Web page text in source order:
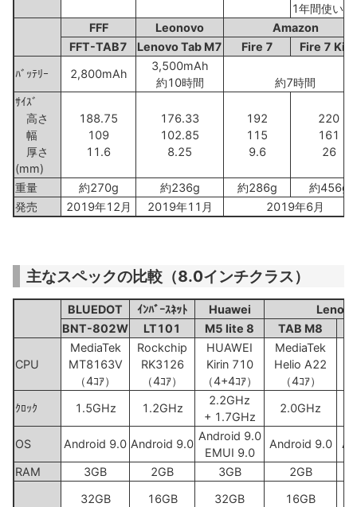
1年間使い放
FFF
Leonovo
Amazon
FFT-TAB7
Lenovo Tab M7 Fire 7
Fire 7
ﾊﾞｯﾃﾘｰ
2,800mAh
3,500mAh
約10時間
約7時間
ｻｲｽﾞ
高さ
幅
厚さ
(mm)
188.75
109
11.6
176.33
102.85
8.25
192
115
9.6
220
161
26
重量 約270g 約236g 約286g
約456g
発売
2019年12月 2019年11月 2019年6月
主なスペックの比較（8.0インチクラス）
BLUEDOT ｲﾝﾊﾞｰｽﾈｯﾄ Huawei
Lenovo
BNT-802W
LT101 M5 lite 8 TAB M8
CPU
MediaTek
MT8163V
（4ｺｱ）
Rockchip
RK3126
（4ｺｱ）
HUAWEI
Kirin 710
（4+4ｺｱ）
MediaTek
Helio A22
（4ｺｱ）
ｸﾛｯｸ
1.5GHz 1.2GHz
2.2GHz
+ 1.7GHz
2.0GHz
OS Android 9.0 Android 9.0
Android 9.0
EMUI 9.0
Android 9.0
RAM 3GB 2GB 3GB 2GB
32GB 16GB 32GB 16GB